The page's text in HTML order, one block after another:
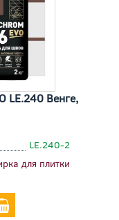
LE.240 Венге,
LE.240-2
для плитки